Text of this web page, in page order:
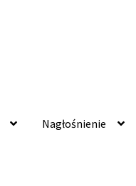
Nagłośnienie